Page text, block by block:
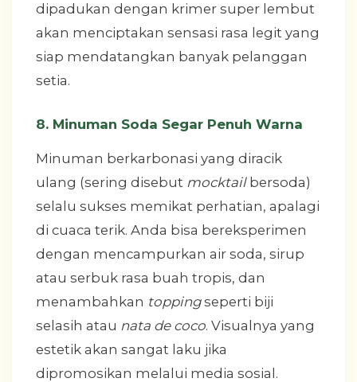
dipadukan dengan krimer super lembut
akan menciptakan sensasi rasa legit yang
siap mendatangkan banyak pelanggan
setia.
8. Minuman Soda Segar Penuh Warna
Minuman berkarbonasi yang diracik
ulang (sering disebut mocktailbersoda)
selalu sukses memikat perhatian, apalagi
di cuaca terik. Anda bisa bereksperimen
dengan mencampurkan air soda, sirup
atau serbuk rasa buah tropis, dan
menambahkan toppingseperti biji
selasih atau nata de coco. Visualnya yang
estetik akan sangat laku jika
dipromosikan melalui media sosial.